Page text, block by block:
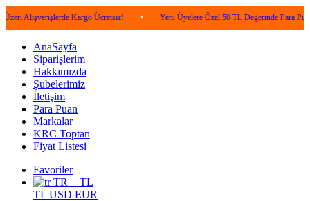
Kargo Ücretsiz! • Yeni Üyelere Özel 50 TL Değerinde Para Puan! •
AnaSayfa
Siparişlerim
Hakkımızda
Şubelerimiz
İletişim
Para Puan
Markalar
KRC Toptan
Fiyat Listesi
Favoriler
TR − TL
TL USD EUR